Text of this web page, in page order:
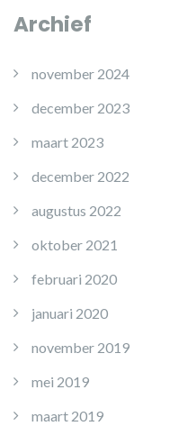
Archief
november 2024
december 2023
maart 2023
december 2022
augustus 2022
oktober 2021
februari 2020
januari 2020
november 2019
mei 2019
maart 2019